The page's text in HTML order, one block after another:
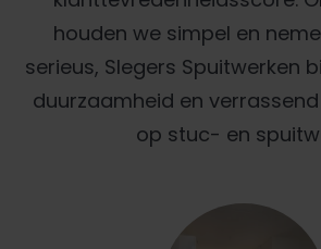
houden we simpel en
serieus, Slegers Spuitwerken
duurzaamheid en
op stuc- en